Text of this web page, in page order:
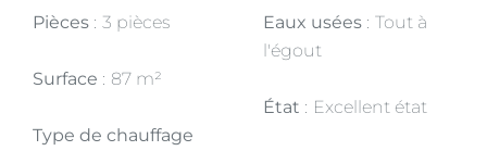
Pièces 3 pièces
Surface 87 m²
Type de chauffage
Eaux usées
Tout à
l'égout
État Excellent état